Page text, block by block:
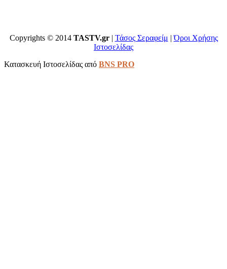
Copyrights © 2014 TASTV.gr| Τάσος Σεραφείμ |Όροι Χρήσης
Ιστοσελίδας
Κατασκευή Ιστοσελίδας από BNS PRO